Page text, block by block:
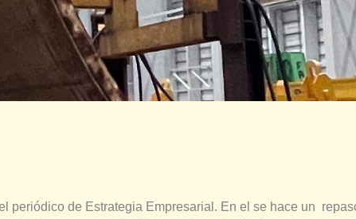
periódico de Estrategia Empresarial. En el se hace un